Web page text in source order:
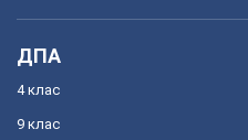
ДПА
4 клас
9 клас